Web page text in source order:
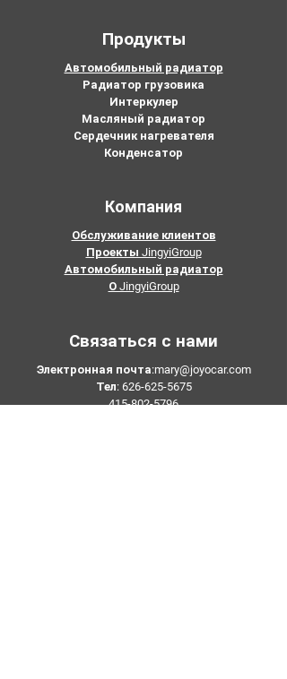
Продукты
Автомобильный радиатор
Радиатор грузовика
Интеркулер
Масляный радиатор
Сердечник нагревателя
Конденсатор
Компания
Обслуживание клиентов
Проекты JingyiGroup
Автомобильный радиатор
О JingyiGroup
Связаться с нами
Электронная почта:mary@joyocar.com
Тел: 626-625-5675
415-802-5796